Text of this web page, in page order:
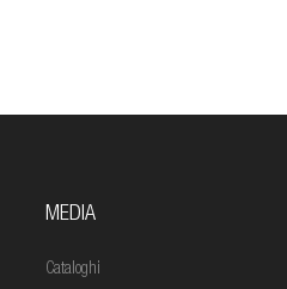
MEDIA
Cataloghi